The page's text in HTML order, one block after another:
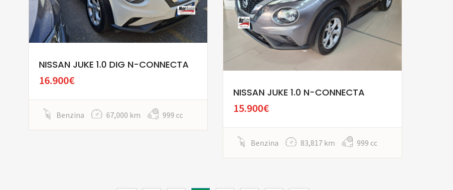
NISSAN JUKE 1.0 DIG N-CONNECTA
16.900€
Benzina 67,000 km 999 cc
NISSAN JUKE 1.0 N-CONNECTA
15.900€
Benzina 83,817 km 999 cc